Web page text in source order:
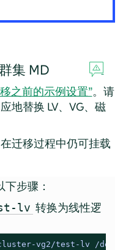
集 MD
之前的示例设置”。请
地替换 LV、VG、磁
迁移过程中仍可挂载
步骤：
lv 转换为线性逻
vg2/test-lv /dev/